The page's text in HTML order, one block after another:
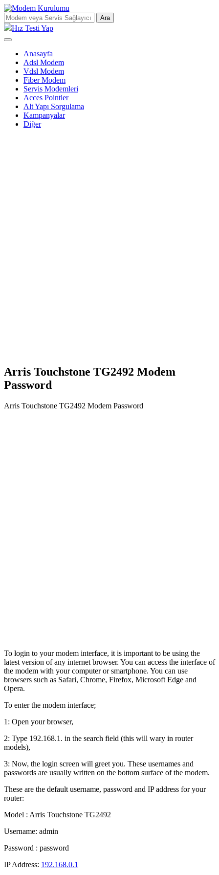
Ara
Hız Testi Yap
Anasayfa
Adsl Modem
Vdsl Modem
Fiber Modem
Servis Modemleri
Acces Pointler
Alt Yapı Sorgulama
Kampanyalar
Diğer
Arris Touchstone TG2492 Modem
Password
Arris Touchstone TG2492 Modem Password
To login to your modem interface, it is important to be using the
latest version of any internet browser. You can access the interface of
the modem with your computer or smartphone. You can use
browsers such as Safari, Chrome, Firefox, Microsoft Edge and
Opera.
To enter the modem interface;
1: Open your browser,
2: Type 192.168.1. in the search field (this will wary in router
models),
3: Now, the login screen will greet you. These usernames and
passwords are usually written on the bottom surface of the modem.
These are the default username, password and IP address for your
router:
Model : Arris Touchstone TG2492
Username: admin
Password : password
IP Address: 192.168.0.1